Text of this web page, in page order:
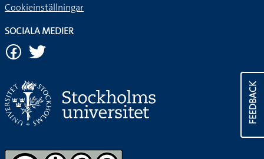
FEEDBACK
Cookieinställningar
SOCIALA MEDIER